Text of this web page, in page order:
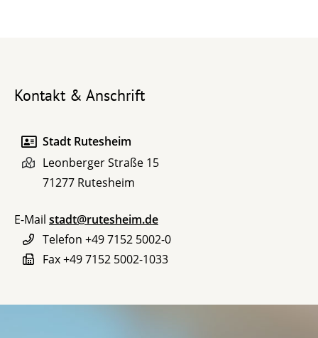
Kontakt & Anschrift
Stadt Rutesheim
Leonberger Straße 15
71277 Rutesheim
E-Mail stadt@rutesheim.de
Telefon +49 7152 5002-0
Fax+49 7152 5002-1033